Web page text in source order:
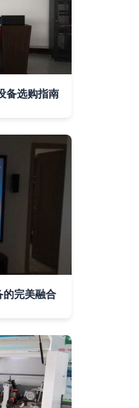
备选购指南
的完美融合